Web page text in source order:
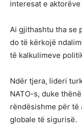
interesat e
Ai gjithashtu tha se
do të kërkojë
të kalkulimeve
Ndër tjera, lideri
NATO-s, duke
rëndësishme për të
globale të sigurisë.